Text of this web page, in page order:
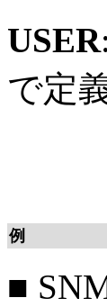
USER
で定
例
■